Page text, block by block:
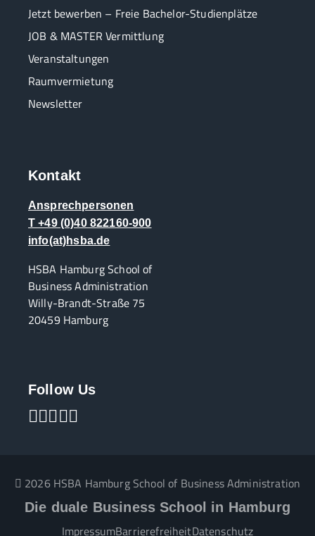
Jetzt bewerben – Freie Bachelor-Studienplätze
JOB & MASTER Vermittlung
Veranstaltungen
Raumvermietung
Newsletter
Kontakt
Ansprechpersonen
T +49 (0)40 822160-900
info(at)hsba.de
HSBA Hamburg School of
Business Administration
Willy-Brandt-Straße 75
20459 Hamburg
Follow Us
2026 HSBA Hamburg School of Business Administration
Die duale Business School in Hamburg
ImpressumBarrierefreiheitDatenschutz